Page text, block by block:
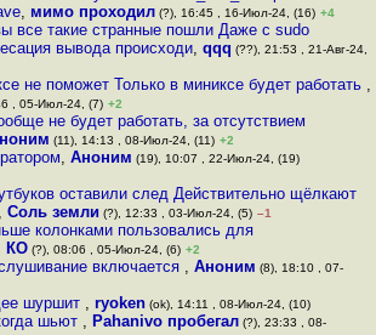
, мимо проходил(?), 16:45 , 16-Июл-24, (16) +4
все такие странные пошли Даже с sudo
вывода происходи, qqq (??), 21:53 , 21-Авг-24,
не поможет Только в миниксе будет работать ,
, 05-Июл-24, (7) +2
не будет работать, за отсутствием
(11), 14:13 , 08-Июл-24, (11) +2
,Аноним (19), 10:07 , 22-Июл-24, (19)
оставили след Действительно щёлкают
,Соль земли (?), 12:33 , 03-Июл-24, (5) –1
колонками пользовались для
КО (?), 08:06 , 05-Июл-24, (6) +2
включается ,Аноним (8), 18:10 , 07-
шуршит , ryoken(ok), 14:11 , 08-Июл-24, (10)
шьют , Pahanivo пробегал(?), 23:33 , 08-